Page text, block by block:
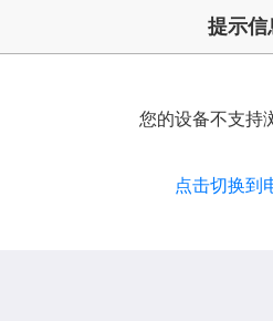
提示信
您的设备不支持
点击切换到